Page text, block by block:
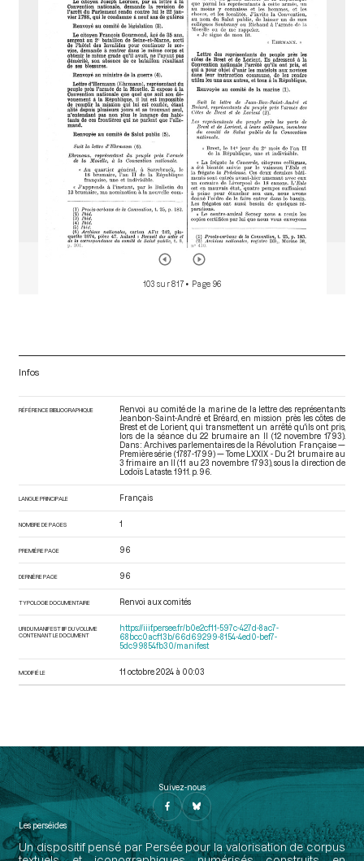
103 sur 817 • Page 96
Infos
RÉFÉRENCE BIBLIOGRAPHIQUE
Renvoi au comité de la marine de la lettre des représentants
Jeanbon-Saint-André et Bréard, en mission près les côtes de
Brest et de Lorient, qui transmettent un arrêté qu'ils ont pris,
lors de la séance du 22 brumaire an II (12 novembre 1793).
Dans : Archives parlementaires de la Révolution Française —
Première série (1787-1799) — Tome LXXIX - Du 21 brumaire au
3 frimaire an II (11 au 23 novembre 1793), sous la direction de
Lodoïs Lataste. 1911. p. 96.
LANGUE PRINCIPALE Français
NOMBRE DE PAGES 1
PREMIÈRE PAGE 96
DERNIÈRE PAGE 96
TYPOLOGIE DOCUMENTAIRE Renvoi aux comités
URI DU MANIFEST IIIF DU VOLUME
CONTENANT LE DOCUMENT
https://iiif.persee.fr/b0e2cf11-597c-427d-8ac7-
68bcc0acf13b/66d69299-8154-4ed0-bef7-
5dc99854fb30/manifest
MODIFIÉ LE 11 octobre 2024 à 00:03
Suivez-nous
Les perséides
Un dispositif pensé par Persée pour la valorisation de corpus